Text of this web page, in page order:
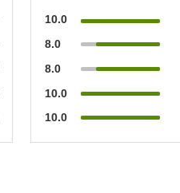
10.0
8.0
8.0
10.0
10.0